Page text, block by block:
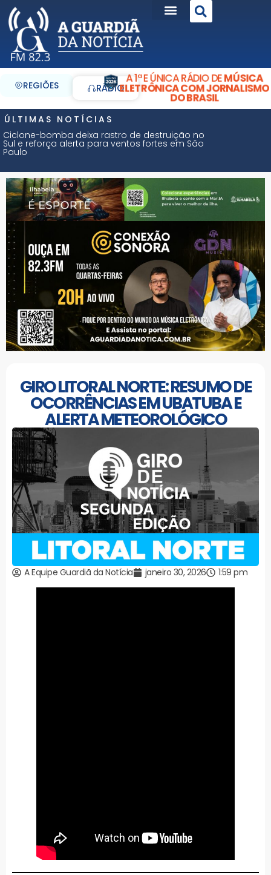
REGIÕES RÁDIO
A 1ª E ÚNICA RÁDIO DEMÚSICA
ELETRÔNICA COM JORNALISMO
DO BRASIL
ÚLTIMAS NOTÍCIAS
Ciclone-bomba deixa rastro de destruição no
Sul e reforça alerta para ventos fortes em São
Paulo
GIRO LITORAL NORTE: RESUMO DE
OCORRÊNCIAS EM UBATUBA E
ALERTA METEOROLÓGICO
A Equipe Guardiã da Notícia janeiro 30, 2026 1:59 pm